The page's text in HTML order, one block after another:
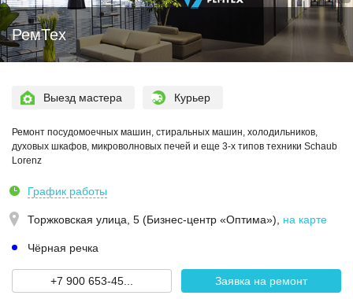
РемТех
Выезд мастера Курьер
Ремонт посудомоечных машин, стиральных машин, холодильников,
духовых шкафов, микроволновых печей и еще 3-х типов техники Schaub
Lorenz
График работы
Торжковская улица, 5 (Бизнес-центр «Оптима») на карте
Чёрная речка
+7 900 653-45... Заявка на ремонт